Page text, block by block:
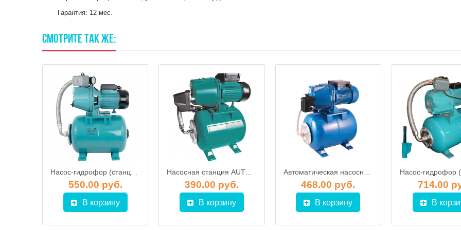
Гарантия: 12 мес.
СМОТРИТЕ ТАКЖЕ:
Насос-гидрофор (станция водоснабжения) Omnigena JET-100A(a) / 24 с баком 24л
550.00 руб.
В корзину
Насосная станция AUTOJSWm100, AQUOR
390.00 руб.
В корзину
Автоматическая насосная станция JEMIX ATJET-60
468.00 руб.
В корзину
714.00
В